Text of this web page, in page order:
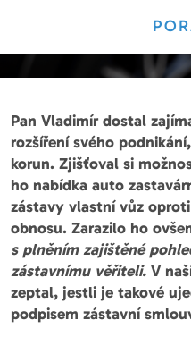
Pan Vladimír dostal
rozšíření svého
korun. Zjišťoval si
ho nabídka auto
zástavy vlastní vůz
obnosu. Zarazilo ho
s plněním zajištěné
zástavnímu věřiteli. V
zeptal, jestli je takové
podpisem zástavní